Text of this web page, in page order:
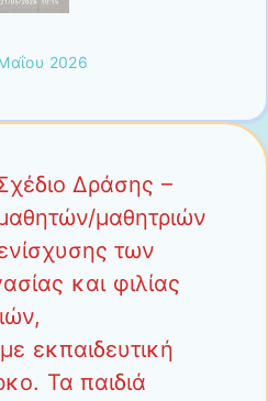
2026
Δράσης –
μαθητριών
των
και φιλίας
εκπαιδευτική
Τα παιδιά